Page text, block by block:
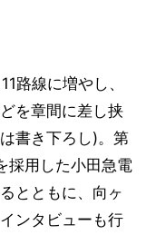
路線に増やし、
を章間に差し挟
書き下ろし)。第
採用した小田急電
とともに、向ヶ
ンタビューも行